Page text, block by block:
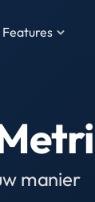
Features
manier